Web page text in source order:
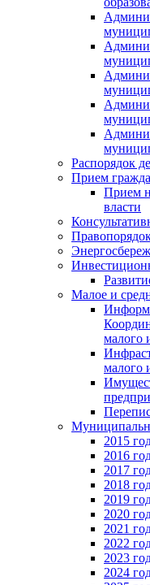
Распорядок
Прием
Прием
власти
Малое и
малого
малого
2015
2016
2017
2018
2019
2020
2021
2022
2023
2024